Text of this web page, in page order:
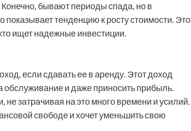
бывают периоды спада, но в
тенденцию к росту стоимости. Это
ищет надежные инвестиции.
если сдавать ее в аренду. Этот доход
и даже приносить прибыль.
затрачивая на это много времени и усилий.
свободе и хочет уменьшить свою